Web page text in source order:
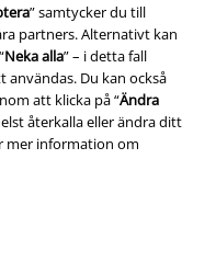
” samtycker du till
partners. Alternativt kan
Neka alla” – i detta fall
Du kan också
att klicka på “Ändra
återkalla eller ändra ditt
mer information om